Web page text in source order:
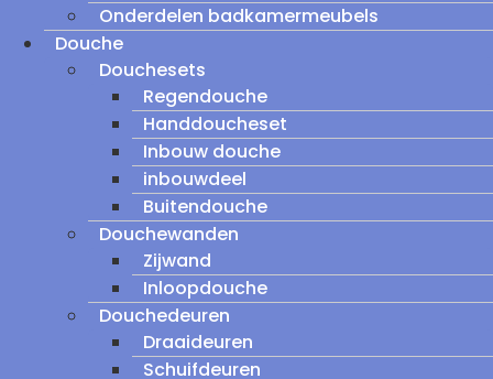
Onderdelen badkamermeubels
Douche
Douchesets
Regendouche
Handdoucheset
Inbouw douche
inbouwdeel
Buitendouche
Douchewanden
Zijwand
Inloopdouche
Douchedeuren
Draaideuren
Schuifdeuren